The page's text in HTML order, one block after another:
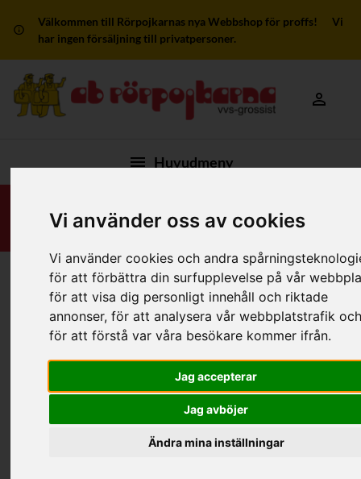
Vi använder oss av cookies
Vi använder cookies och andra
för att förbättra din surfupplevelse på vår
för att visa dig personligt innehåll och riktade
annonser, för att analysera vår webbplatstrafik
för att förstå var våra besökare kommer ifrån.
Jag accepterar
Jag avböjer
Ändra mina inställningar
Välkommen till Rörpojkarnas nya Webbshop för proffs! Vi
har ingen försäljning till privatpersoner.
Mitt
Huvudmeny
Hej, jag heter Johan Wennerberg !
Ring mig, så hjälper jag dig.
Support:031-7341713
/ Produkter / Wc-Stolar/Bideér/Urinaler
/